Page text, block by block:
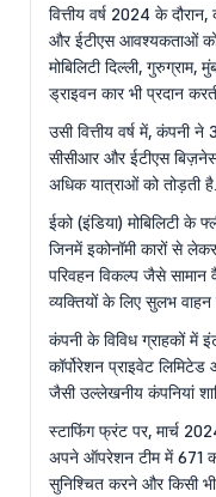
वित्तीय वर्ष 2024 के
और ईटीएस आवश्यकताओं को
मोबिलिटी दिल्ली,
ड्राइवन कार भी प्रदान
उसी वित्तीय वर्ष में, कंपनी
सीसीआर और ईटीएस
अधिक यात्राओं को तोड़ती है.
ईको (इंडिया) मोबिलिटी के
जिनमें इकोनॉमी कारों से
परिवहन विकल्प जैसे सामान
व्यक्तियों के लिए सुलभ वाहन
कंपनी के विविध ग्राहकों में
कॉर्पोरेशन प्राइवेट
जैसी उल्लेखनीय कंपनियां
स्टाफिंग फ्रंट पर, मार्च
अपने ऑपरेशन टीम में 671
सुनिश्चित करने और किसी